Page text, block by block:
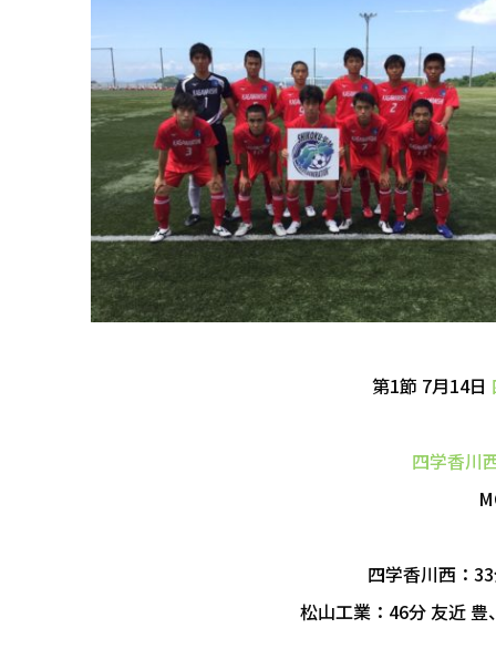
第1節 7月14日
四学香川
四学香川西：
松山工業：46分 友近